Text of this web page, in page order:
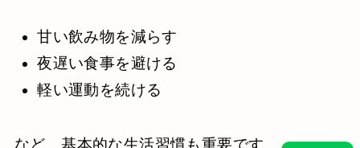
甘い飲み物を減らす
夜遅い食事を避ける
軽い運動を続ける